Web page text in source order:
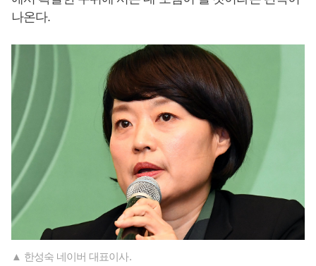
나온다.
▲ 한성숙 네이버 대표이사.